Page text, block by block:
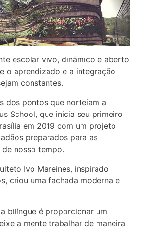
escolar vivo, dinâmico e aberto
o aprendizado e a integração
constantes.
dos pontos que norteiam a
School, que inicia seu primeiro
em 2019 com um projeto
preparados para as
nosso tempo.
Ivo Mareines, inspirado
criou uma fachada moderna e
bilíngue é proporcionar um
a mente trabalhar de maneira